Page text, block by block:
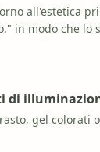
all'estetica
in modo che lo
di
gel colorati